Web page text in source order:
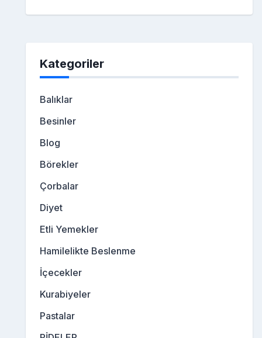
Kategoriler
Balıklar
Besinler
Blog
Börekler
Çorbalar
Diyet
Etli Yemekler
Hamilelikte Beslenme
İçecekler
Kurabiyeler
Pastalar